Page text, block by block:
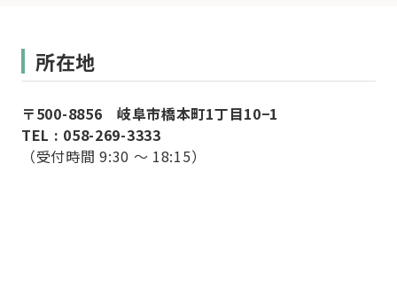
所在地
〒500-8856 岐阜市橋本町1丁目10−1
TEL : 058-269-3333
（受付時間 9:30 ～ 18:15）